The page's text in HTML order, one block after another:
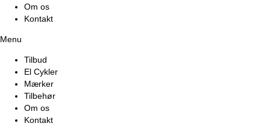
Om os
Kontakt
Menu
Tilbud
El Cykler
Mærker
Tilbehør
Om os
Kontakt